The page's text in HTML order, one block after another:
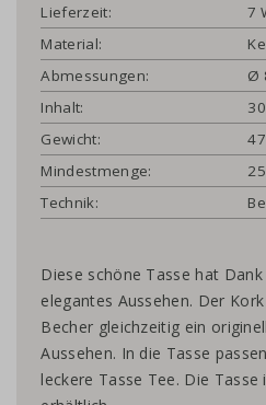
Lieferzeit:
7
Material:
Abmessungen:
Ø
Inhalt:
Gewicht:
Mindestmenge:
25
Technik:
Diese schöne Tasse hat
elegantes Aussehen. Der
Becher gleichzeitig ein
Aussehen. In die Tasse
leckere Tasse Tee. Die